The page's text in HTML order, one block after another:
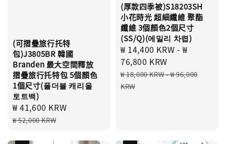
(可摺疊旅行托特
包)J3805BR 韓國
Branden 最大空間釋放
摺疊旅行托特包 5個顏色
1個尺寸(폴더블 캐리올
토트백)
Sale
price
₩ 41,600 KRW
₩ 52,000 KRW
(厚款四季被)S18203SH
小花時光 超細纖維 聚酯
纖維 3個顏色2個尺寸
(SS/Q)(에밀리 차렵)
Sale
price
₩ 14,400 KRW -₩
76,800 KRW
Regular
price
₩ 18,000 KRW-₩ 96,000
KRW